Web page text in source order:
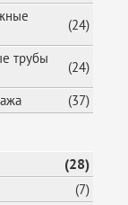
(24)
трубы
(24)
(37)
(28)
(7)